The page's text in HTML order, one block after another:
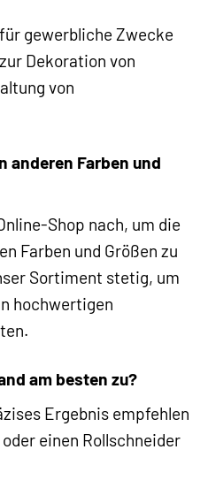
gewerbliche Zwecke
Dekoration von
von
anderen Farben und
Shop nach, um die
Farben und Größen zu
Sortiment stetig, um
hochwertigen
am besten zu?
Ergebnis empfehlen
einen Rollschneider